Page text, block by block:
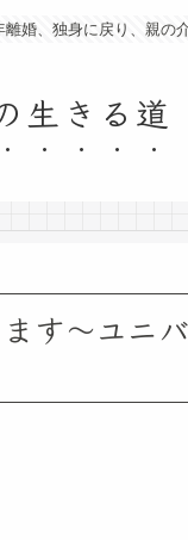
婚、独身に戻り、親の
生きる道
す～ユニ